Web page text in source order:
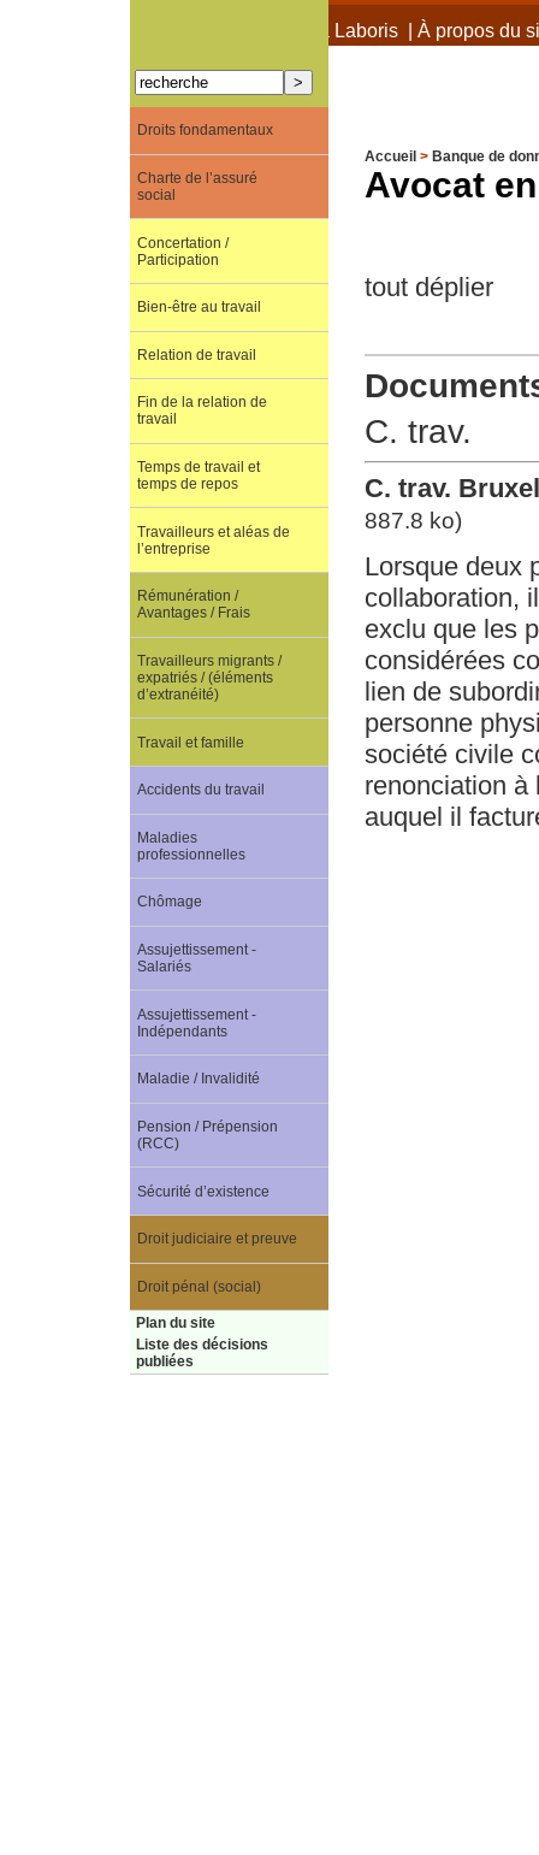
À propos de Terra Laboris| À propos du
Accueil > Banque de
Avocat
tout déplier
C. trav.
C. trav.
887.8 ko)
Lorsque deux
collaboration,
exclu que les
considérées
lien de
personne
société civile
renonciation à
auquel il
Droits fondamentaux
Charte de l’assuré
social
Concertation /
Participation
Bien-être au travail
Relation de travail
Fin de la relation de
travail
Temps de travail et
temps de repos
Travailleurs et aléas de
l’entreprise
Rémunération /
Avantages / Frais
Travailleurs migrants /
expatriés / (éléments
d’extranéité)
Travail et famille
Accidents du travail
Maladies
professionnelles
Chômage
Assujettissement -
Salariés
Assujettissement -
Indépendants
Maladie / Invalidité
Pension / Prépension
(RCC)
Sécurité d’existence
Droit judiciaire et preuve
Droit pénal (social)
Plan du site
Liste des décisions
publiées